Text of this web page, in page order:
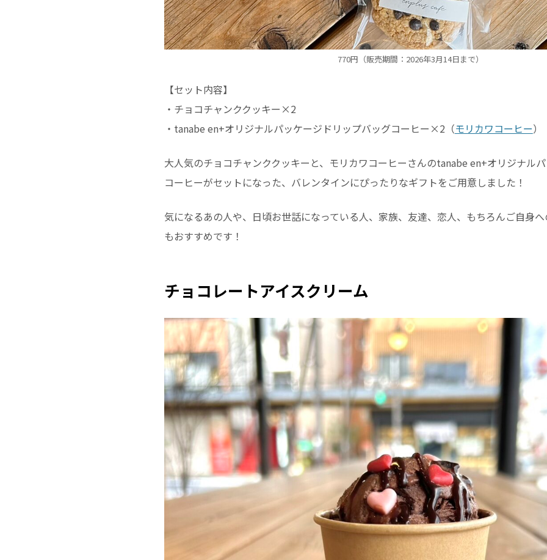
770円（販売期間：2026年3月14日まで）
【セット内容】
・チョコチャンククッキー×2
・tanabe en+オリジナルパッケージドリップバッグコーヒー×2（モリカワコーヒー）
大人気のチョコチャンククッキーと、モリカワコーヒーさんのtanabe en+オリジナル
コーヒーがセットになった、バレンタインにぴったりなギフトをご用意しました！
気になるあの人や、日頃お世話になっている人、家族、友達、恋人、もちろんご自身
もおすすめです！
チョコレートアイスクリーム